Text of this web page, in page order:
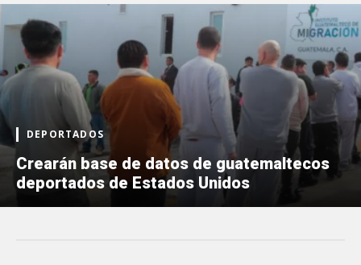
DEPORTADOS
Crearán base de datos de guatemaltecos
deportados de Estados Unidos